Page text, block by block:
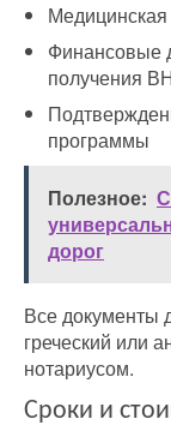
Финансовые
получения
программы
Полезное:
дорог
Все документы
греческий или
нотариусом.
Сроки и